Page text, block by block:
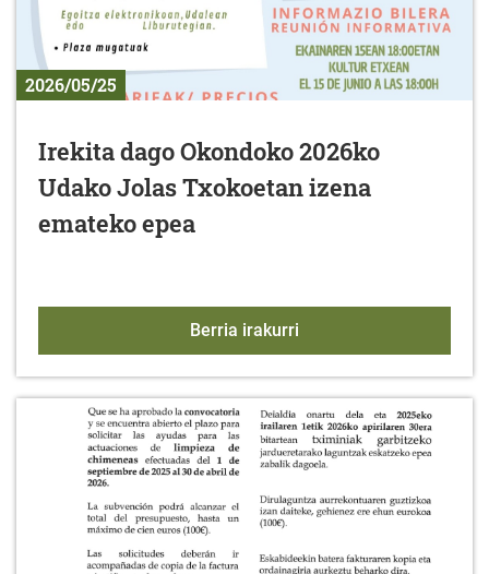
2026/05/25
Irekita dago Okondoko 2026ko
Udako Jolas Txokoetan izena
emateko epea
Berria irakurri